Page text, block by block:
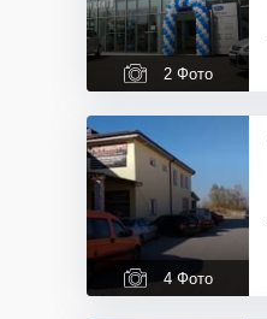
2 Фото
4 Фото